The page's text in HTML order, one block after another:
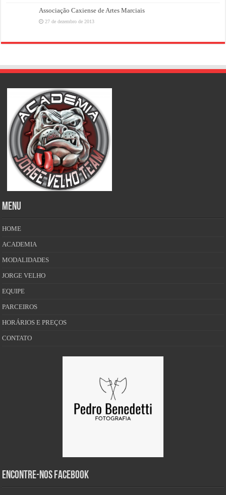
Associação Caxiense de Artes Marciais
27 de dezembro de 2013
MENU
HOME
ACADEMIA
MODALIDADES
JORGE VELHO
EQUIPE
PARCEIROS
HORÁRIOS E PREÇOS
CONTATO
Encontre-nos Facebook